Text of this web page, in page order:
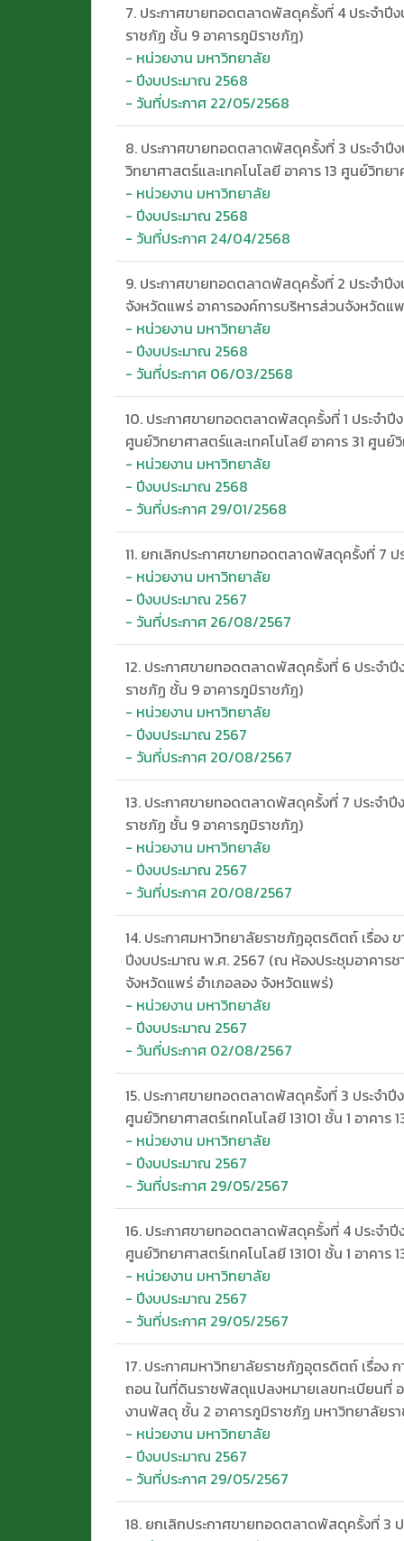
7. ประกาศขายทอดตลาดพัสดุครั้งที่ 4 ประจำปี
ราชภัฏ ชั้น 9 อาคารภูมิราชภัฎ)
- หน่วยงาน มหาวิทยาลัย
- ปีงบประมาณ 2568
- วันที่ประกาศ 22/05/2568
8. ประกาศขายทอดตลาดพัสดุครั้งที่ 3 ประจำ
วิทยาศาสตร์และเทคโนโลยี อาคาร 13 ศูนย์วิทย
- หน่วยงาน มหาวิทยาลัย
- ปีงบประมาณ 2568
- วันที่ประกาศ 24/04/2568
9. ประกาศขายทอดตลาดพัสดุครั้งที่ 2 ประจำ
จังหวัดแพร่ อาคารองค์การบริหารส่วนจังหวัดแ
- หน่วยงาน มหาวิทยาลัย
- ปีงบประมาณ 2568
- วันที่ประกาศ 06/03/2568
10. ประกาศขายทอดตลาดพัสดุครั้งที่ 1 ประจำ
ศูนย์วิทยาศาสตร์และเทคโนโลยี อาคาร 31 ศูนย์
- หน่วยงาน มหาวิทยาลัย
- ปีงบประมาณ 2568
- วันที่ประกาศ 29/01/2568
11. ยกเลิกประกาศขายทอดตลาดพัสดุครั้งที่ 7
- หน่วยงาน มหาวิทยาลัย
- ปีงบประมาณ 2567
- วันที่ประกาศ 26/08/2567
12. ประกาศขายทอดตลาดพัสดุครั้งที่ 6 ประจำ
ราชภัฏ ชั้น 9 อาคารภูมิราชภัฎ)
- หน่วยงาน มหาวิทยาลัย
- ปีงบประมาณ 2567
- วันที่ประกาศ 20/08/2567
13. ประกาศขายทอดตลาดพัสดุครั้งที่ 7 ประจำ
ราชภัฏ ชั้น 9 อาคารภูมิราชภัฎ)
- หน่วยงาน มหาวิทยาลัย
- ปีงบประมาณ 2567
- วันที่ประกาศ 20/08/2567
14. ประกาศมหาวิทยาลัยราชภัฏอุตรดิตถ์ เรื่อง
ปีงบประมาณ พ.ศ. 2567 (ณ ห้องประชุมอาคาร
จังหวัดแพร่ อำเภอลอง จังหวัดแพร่)
- หน่วยงาน มหาวิทยาลัย
- ปีงบประมาณ 2567
- วันที่ประกาศ 02/08/2567
15. ประกาศขายทอดตลาดพัสดุครั้งที่ 3 ประจำ
ศูนย์วิทยาศาสตร์เทคโนโลยี 13101 ชั้น 1 อาคา
- หน่วยงาน มหาวิทยาลัย
- ปีงบประมาณ 2567
- วันที่ประกาศ 29/05/2567
16. ประกาศขายทอดตลาดพัสดุครั้งที่ 4 ประจำ
ศูนย์วิทยาศาสตร์เทคโนโลยี 13101 ชั้น 1 อาคา
- หน่วยงาน มหาวิทยาลัย
- ปีงบประมาณ 2567
- วันที่ประกาศ 29/05/2567
17. ประกาศมหาวิทยาลัยราชภัฏอุตรดิตถ์ เรื่อง
ถอน ในที่ดินราชพัสดุแปลงหมายเลขทะเบียนที่
งานพัสดุ ชั้น 2 อาคารภูมิราชภัฏ มหาวิทยาลัย
- หน่วยงาน มหาวิทยาลัย
- ปีงบประมาณ 2567
- วันที่ประกาศ 29/05/2567
18. ยกเลิกประกาศขายทอดตลาดพัสดุครั้งที่ 3